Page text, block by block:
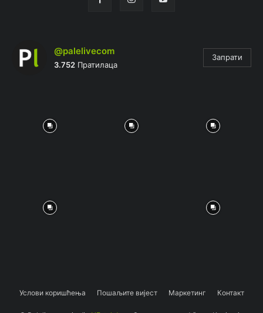
@palelivecom
3.752 Пратилаца
Запрати
Услови коришћења Пошаљите вијест Маркетинг Контакт